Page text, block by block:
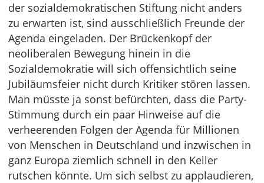
der sozialdemokratischen Stiftung nicht anders
zu erwarten ist, sind ausschließlich Freunde der
Agenda eingeladen. Der Brückenkopf der
neoliberalen Bewegung hinein in die
Sozialdemokratie will sich offensichtlich seine
Jubiläumsfeier nicht durch Kritiker stören lassen.
Man müsste ja sonst befürchten, dass die Party-
Stimmung durch ein paar Hinweise auf die
verheerenden Folgen der Agenda für Millionen
von Menschen in Deutschland und inzwischen in
ganz Europa ziemlich schnell in den Keller
rutschen könnte. Um sich selbst zu applaudieren,